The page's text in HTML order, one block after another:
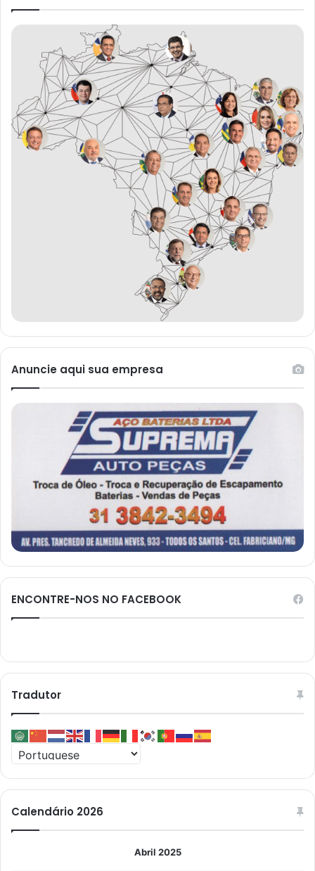
Anuncie aqui sua empresa
ENCONTRE-NOS NO FACEBOOK
Tradutor
Calendário 2026
Abril 2025